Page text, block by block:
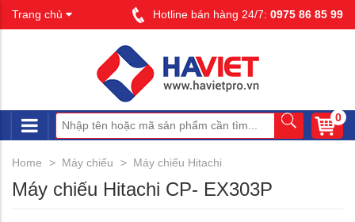
Trang chủ Hotline bán hàng 24/7: 0975 86 85 99
0
Home Máy chiếu Máy chiếu Hitachi
Máy chiếu Hitachi CP- EX303P